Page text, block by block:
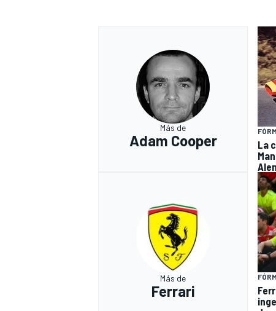
Más de
Adam Cooper
La
Más de
Ferrari